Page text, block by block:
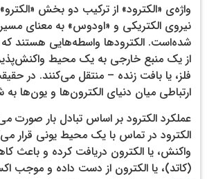
واژه‌ی «الکترود» از ترکیب دو بخش
نیروی الکتریکی و «اودوس» به معنای مسیر
شده‌است. الکترودها واسطه‌هایی هستند که
از یک منبع خارجی به یک محیط
فلز، یا بافت زنده – منتقل می‌کنند. در
ارتباطی میان دنیای الکترون‌ها و یون‌ها به
عملکرد الکترود بر اساس تبادل بار صورت
الکترود در تماس با یک محیط یونی قرار
واکنش، یا الکترون دریافت کرده و
(کاتد)، یا الکترون از دست داده و موجب